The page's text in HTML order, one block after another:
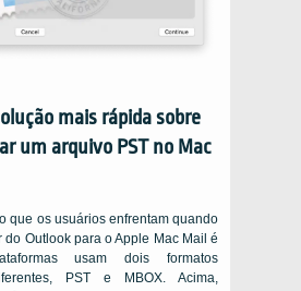
mais rápida sobre
um arquivo PST no Mac
que os usuários enfrentam quando
do Outlook para o Apple Mac Mail é
usam dois formatos
PST e MBOX. Acima,